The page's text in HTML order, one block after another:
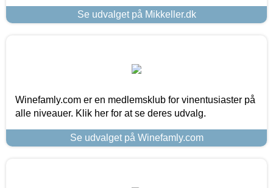
Se udvalget på Mikkeller.dk
Winefamly.com er en medlemsklub for vinentusiaster på
alle niveauer. Klik her for at se deres udvalg.
Se udvalget på Winefamly.com